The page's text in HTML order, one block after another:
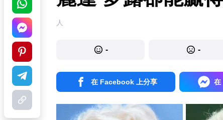
人
- -
在 Facebook 上分享 在